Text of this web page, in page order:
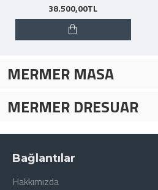
38.500,00TL
MERMER MASA
MERMER DRESUAR
Bağlantılar
Hakkımızda